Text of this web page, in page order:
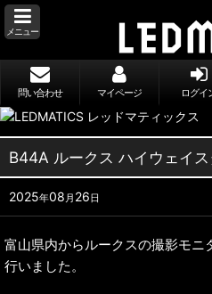
メニュー
問い合わせ マイページ ログイ
B44A ルークス ハイウェイ
2025年08 月 26日
富山県内からルークスの撮影モニ
行いました。